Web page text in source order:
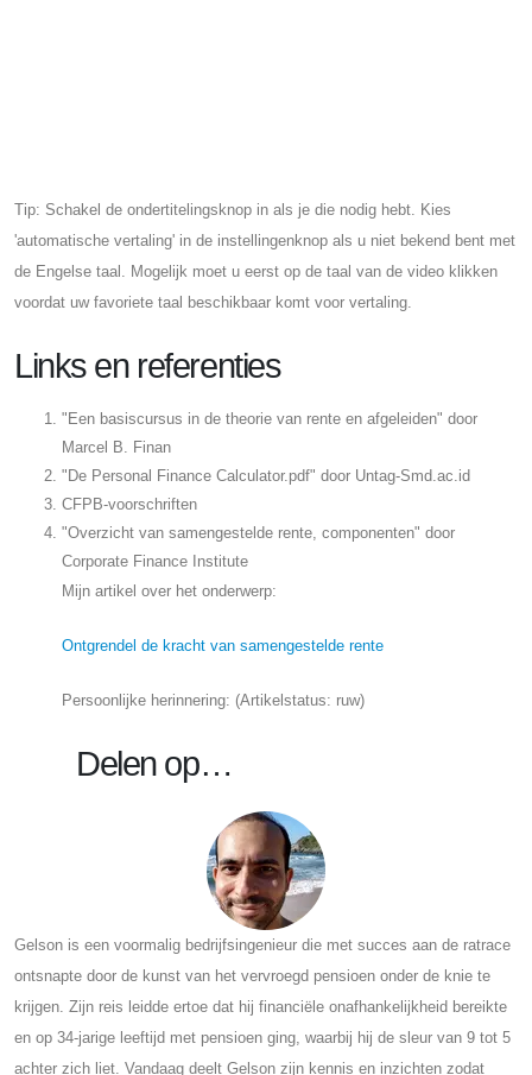
Tip: Schakel de ondertitelingsknop in als je die nodig hebt. Kies
'automatische vertaling' in de instellingenknop als u niet bekend bent met
de Engelse taal. Mogelijk moet u eerst op de taal van de video klikken
voordat uw favoriete taal beschikbaar komt voor vertaling.
Links en referenties
"Een basiscursus in de theorie van rente en afgeleiden" door
Marcel B. Finan
"De Personal Finance Calculator.pdf" door Untag-Smd.ac.id
CFPB-voorschriften
"Overzicht van samengestelde rente, componenten" door
Corporate Finance Institute
Mijn artikel over het onderwerp:
Ontgrendel de kracht van samengestelde rente
Persoonlijke herinnering: (Artikelstatus: ruw)
Delen op…
Gelson is een voormalig bedrijfsingenieur die met succes aan de ratrace
ontsnapte door de kunst van het vervroegd pensioen onder de knie te
krijgen. Zijn reis leidde ertoe dat hij financiële onafhankelijkheid bereikte
en op 34-jarige leeftijd met pensioen ging, waarbij hij de sleur van 9 tot 5
achter zich liet. Vandaag deelt Gelson zijn kennis en inzichten zodat